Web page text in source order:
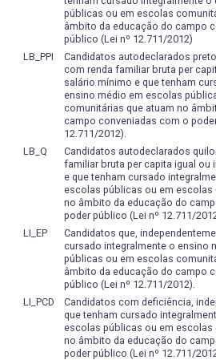
e) consciência da importância
possibilidade de desenvolvimento
acadêmico) em Química, e Pós-
Doutorado acadêmico) em
onde os egressos tem
formação, no âmbito da Pós-
públicas ou em escolas
âmbito da educação do campo
público (Lei nº 12.711/2012)
LB_PPI
Candidatos autodeclarados
com renda familiar bruta per
salário mínimo e que tenham
ensino médio em escolas
comunitárias que atuam no
campo conveniadas com o
12.711/2012).
LB_Q
Candidatos autodeclarados
familiar bruta per capita igual ou
e que tenham cursado
escolas públicas ou em escolas
no âmbito da educação do
poder público (Lei nº 12.711/
LI_EP
Candidatos que,
cursado integralmente o ensino
públicas ou em escolas
âmbito da educação do campo
público (Lei nº 12.711/2012).
LI_PCD
Candidatos com deficiência,
que tenham cursado
escolas públicas ou em escolas
no âmbito da educação do
poder público (Lei nº 12.711/